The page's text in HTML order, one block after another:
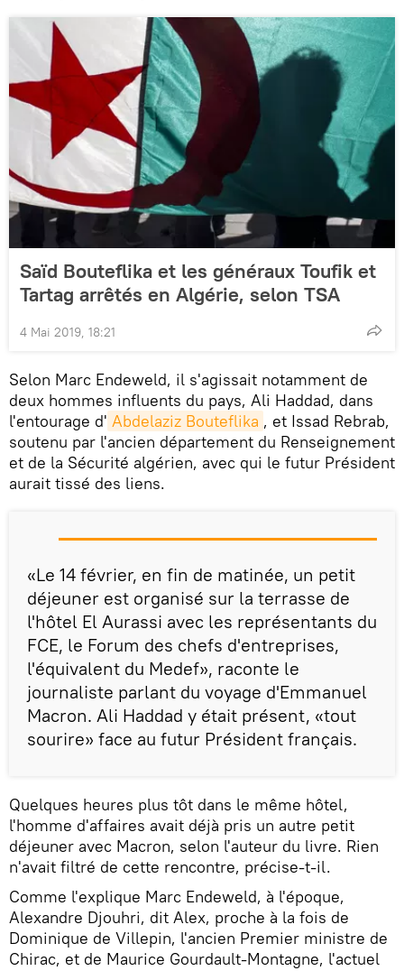
Saïd Bouteflika et les généraux Toufik et
Tartag arrêtés en Algérie, selon TSA
4 Mai 2019, 18:21
Selon Marc Endeweld, il s'agissait notamment de
deux hommes influents du pays, Ali Haddad, dans
l'entourage d' Abdelaziz Bouteflika , et Issad Rebrab,
soutenu par l'ancien département du Renseignement
et de la Sécurité algérien, avec qui le futur Président
aurait tissé des liens.
«Le 14 février, en fin de matinée, un petit
déjeuner est organisé sur la terrasse de
l'hôtel El Aurassi avec les représentants du
FCE, le Forum des chefs d'entreprises,
l'équivalent du Medef», raconte le
journaliste parlant du voyage d'Emmanuel
Macron. Ali Haddad y était présent, «tout
sourire» face au futur Président français.
Quelques heures plus tôt dans le même hôtel,
l'homme d'affaires avait déjà pris un autre petit
déjeuner avec Macron, selon l'auteur du livre. Rien
n'avait filtré de cette rencontre, précise-t-il.
Comme l'explique Marc Endeweld, à l'époque,
Alexandre Djouhri, dit Alex, proche à la fois de
Dominique de Villepin, l'ancien Premier ministre de
Chirac, et de Maurice Gourdault-Montagne, l'actuel